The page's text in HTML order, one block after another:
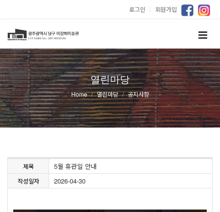
로그인 ｜ 회원가입
열린마당
Home 열린마당 공지사항
제목 5월 휴관일 안내
작성일자 2026-04-30